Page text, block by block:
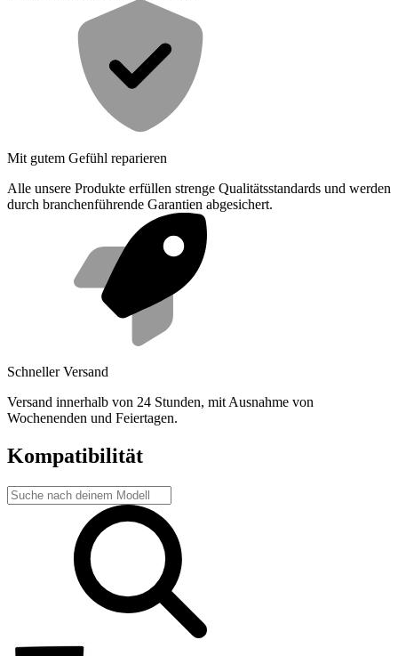
Mit gutem Gefühl reparieren
Alle unsere Produkte erfüllen strenge Qualitätsstandards und werden
durch branchenführende Garantien abgesichert.
Schneller Versand
Versand innerhalb von 24 Stunden, mit Ausnahme von
Wochenenden und Feiertagen.
Kompatibilität